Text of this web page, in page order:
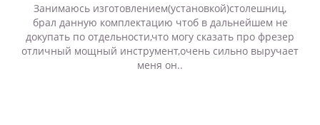
Занимаюсь изготовлением(установкой)столешниц,
брал данную комплектацию чтоб в дальнейшем не
докупать по отдельности,что могу сказать про фрезер
отличный мощный инструмент,очень сильно выручает
меня он..